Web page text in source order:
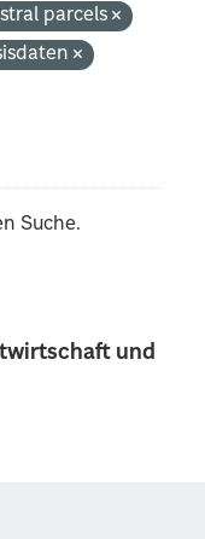
und
parcels
Suche.